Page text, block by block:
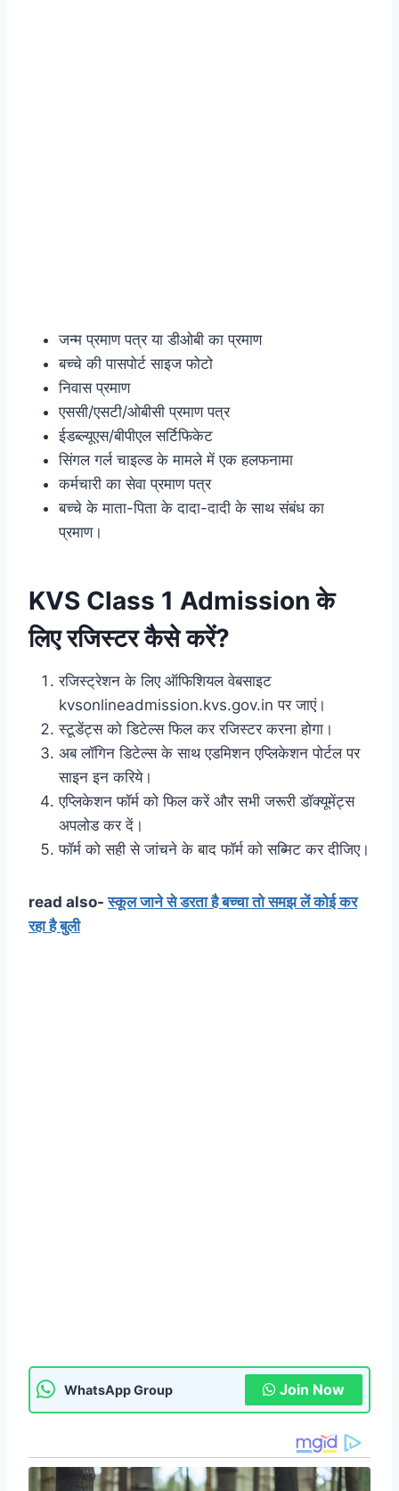
जन्म प्रमाण पत्र या डीओबी का प्रमाण
बच्चे की पासपोर्ट साइज फोटो
निवास प्रमाण
एससी/एसटी/ओबीसी प्रमाण पत्र
ईडब्ल्यूएस/बीपीएल सर्टिफिकेट
सिंगल गर्ल चाइल्ड के मामले में एक हलफनामा
कर्मचारी का सेवा प्रमाण पत्र
बच्चे के माता-पिता के दादा-दादी के साथ संबंध का
प्रमाण।
KVS Class 1 Admission के
लिए रजिस्टर कैसे करें?
रजिस्ट्रेशन के लिए ऑफिशियल वेबसाइट
kvsonlineadmission.kvs.gov.in पर जाएं।
स्टूडेंट्स को डिटेल्स फिल कर रजिस्टर करना होगा।
अब लॉगिन डिटेल्स के साथ एडमिशन एप्लिकेशन पोर्टल पर
साइन इन करिये।
एप्लिकेशन फॉर्म को फिल करें और सभी जरूरी डॉक्यूमेंट्स
अपलोड कर दें।
फॉर्म को सही से जांचने के बाद फॉर्म को सब्मिट कर दीजिए।
read also-स्कूल जाने से डरता है बच्चा तो समझ लें कोई कर
रहा है बुली
WhatsApp Group Join Now